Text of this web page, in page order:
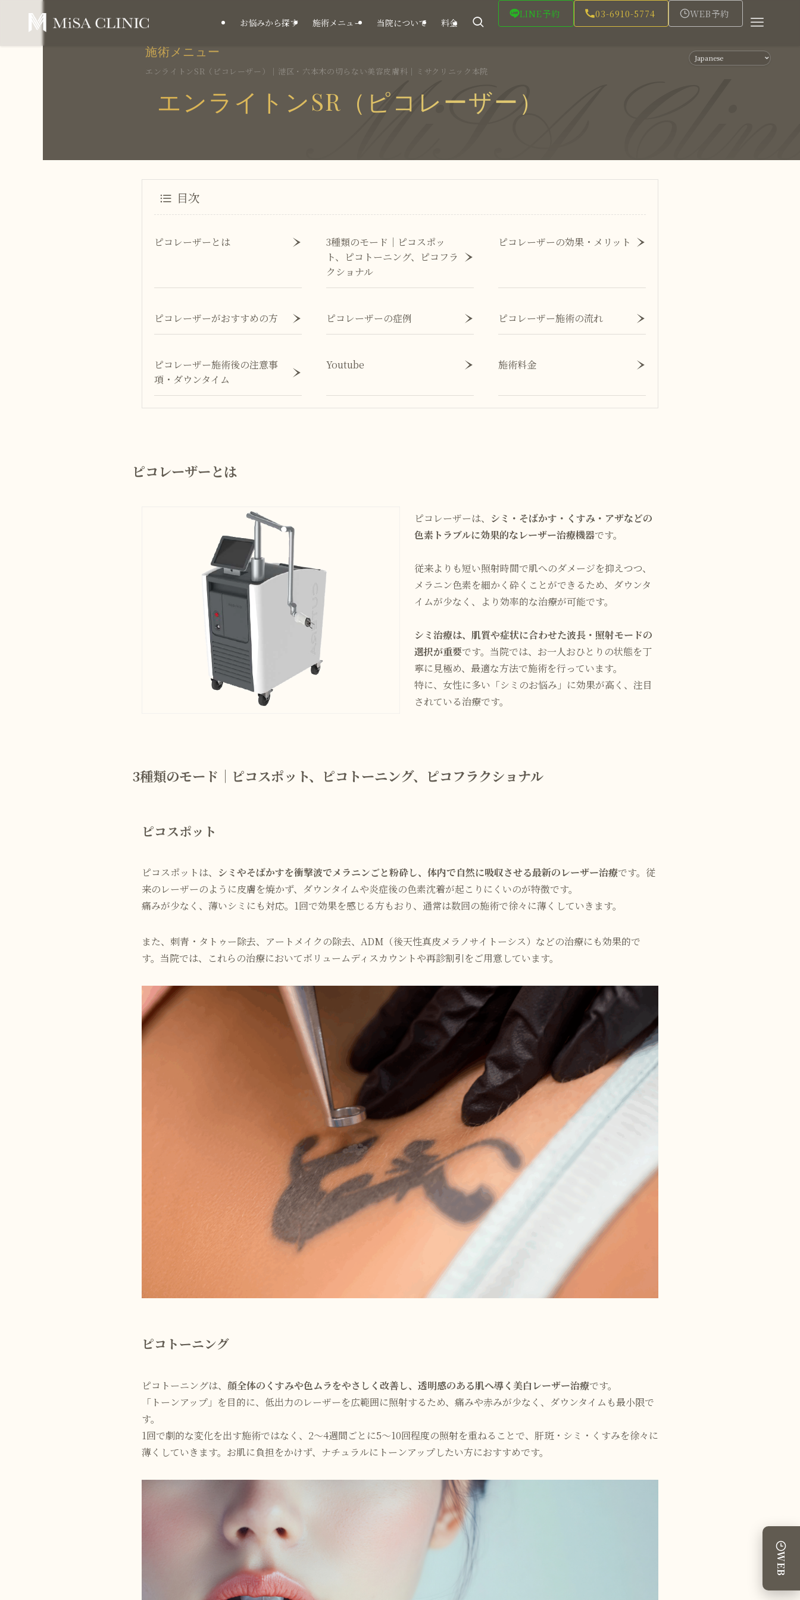
お悩みから探す 施術メニュー 当院について 料金
LINE予約 03-6910-5774 WEB予約
施術メニュー
エンライトンSR（ピコレーザー）｜港区・六本木の切らない美容皮膚科｜ミサクリニック本院
エンライトンSR（ピコレーザー）
MiSA
目次
ピコレーザーとは
3種類のモード│ピコスポッ
ト、ピコトーニング、ピコフラ
クショナル
ピコレーザーの効果・メリット
ピコレーザーがおすすめの方 ピコレーザーの症例 ピコレーザー施術の流れ
ピコレーザー施術後の注意事
項・ダウンタイム
Youtube 施術料金
ピコレーザーとは
ピコレーザーは、 シミ・そばかす・くすみ・アザなどの
色素トラブルに効果的なレーザー治療機器です。
従来よりも短い照射時間で肌へのダメージを抑えつつ、
メラニン色素を細かく砕くことができるため、ダウンタ
イムが少なく、より効率的な治療が可能です。
シミ治療は、肌質や症状に合わせた波長・照射モードの
選択が重要です。当院では、お一人おひとりの状態を丁
寧に見極め、最適な方法で施術を行っています。
特に、女性に多い「シミのお悩み」に効果が高く、注目
されている治療です。
3種類のモード│ピコスポット、ピコトーニング、ピコフラクショナル
ピコスポット
ピコスポットは、 シミやそばかすを衝撃波でメラニンごと粉砕し、体内で自然に吸収させる最新のレーザー治療です。従
来のレーザーのように皮膚を焼かず、ダウンタイムや炎症後の色素沈着が起こりにくいのが特徴です。
痛みが少なく、薄いシミにも対応。1回で効果を感じる方もおり、通常は数回の施術で徐々に薄くしていきます。
また、刺青・タトゥー除去、アートメイクの除去、ADM（後天性真皮メラノサイトーシス）などの治療にも効果的で
す。当院では、これらの治療においてボリュームディスカウントや再診割引をご用意しています。
ピコトーニング
ピコトーニングは、 顔全体のくすみや色ムラをやさしく改善し、透明感のある肌へ導く美白レーザー治療です。
「トーンアップ」を目的に、低出力のレーザーを広範囲に照射するため、痛みや赤みが少なく、ダウンタイムも最小限で
す。
1回で劇的な変化を出す施術ではなく、2〜4週間ごとに5〜10回程度の照射を重ねることで、肝斑・シミ・くすみを徐々に
薄くしていきます。お肌に負担をかけず、ナチュラルにトーンアップしたい方におすすめです。
WEB